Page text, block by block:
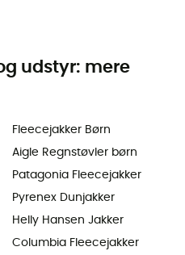
udstyr: mere
Fleecejakker Børn
Aigle Regnstøvler børn
Patagonia Fleecejakker
Pyrenex Dunjakker
Helly Hansen Jakker
Columbia Fleecejakker